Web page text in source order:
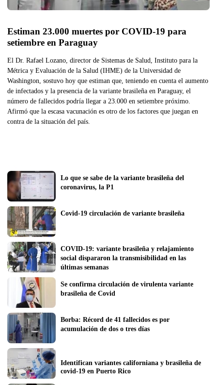
Estiman 23.000 muertes por COVID-19 para
setiembre en Paraguay
El Dr. Rafael Lozano, director de Sistemas de Salud, Instituto para la
Métrica y Evaluación de la Salud (IHME) de la Universidad de
Washington, sostuvo hoy que estiman que, teniendo en cuenta el aumento
de infectados y la presencia de la variante brasileña en Paraguay, el
número de fallecidos podría llegar a 23.000 en setiembre próximo.
Afirmó que la escasa vacunación es otro de los factores que juegan en
contra de la situación del país.
Lo que se sabe de la variante brasileña del
coronavirus, la P1
Covid-19 circulación de variante brasileña
COVID-19: variante brasileña y relajamiento
social dispararon la transmisibilidad en las
últimas semanas
Se confirma circulación de virulenta variante
brasileña de Covid
Borba: Récord de 41 fallecidos es por
acumulación de dos o tres días
Identifican variantes californiana y brasileña de